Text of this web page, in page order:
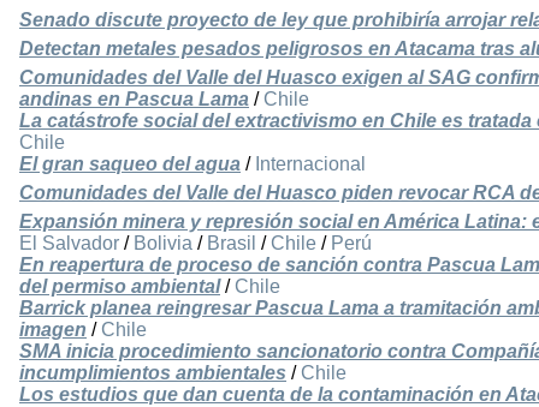
Senado discute proyecto de ley que prohibiría arrojar
Detectan metales pesados peligrosos en Atacama tras
Comunidades del Valle del Huasco exigen al SAG
andinas en Pascua Lama / Chile
La catástrofe social del extractivismo en Chile es
Chile
El gran saqueo del agua / Internacional
Comunidades del Valle del Huasco piden revocar RCA
Expansión minera y represión social en América Latina:
El Salvador / Bolivia / Brasil / Chile / Perú
En reapertura de proceso de sanción contra Pascua
del permiso ambiental/ Chile
Barrick planea reingresar Pascua Lama a tramitación
imagen / Chile
SMA inicia procedimiento sancionatorio contra
incumplimientos ambientales / Chile
Los estudios que dan cuenta de la contaminación en